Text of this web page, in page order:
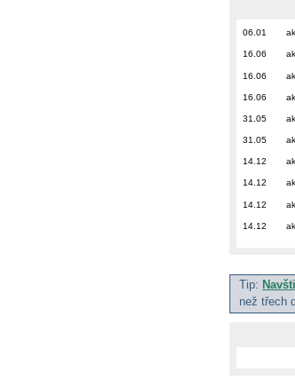
06.01
16.06
16.06
16.06
31.05
31.05
14.12
14.12
14.12
14.12
Tip:
než třech